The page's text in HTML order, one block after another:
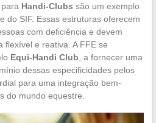
Handi-Clubs são um exemplo
do SIF. Essas estruturas oferecem
com deficiência e devem
flexível e reativa. A FFE se
Equi-Handi Club , a fornecer uma
dessas especificidades pelos
para uma integração bem-
do mundo equestre.